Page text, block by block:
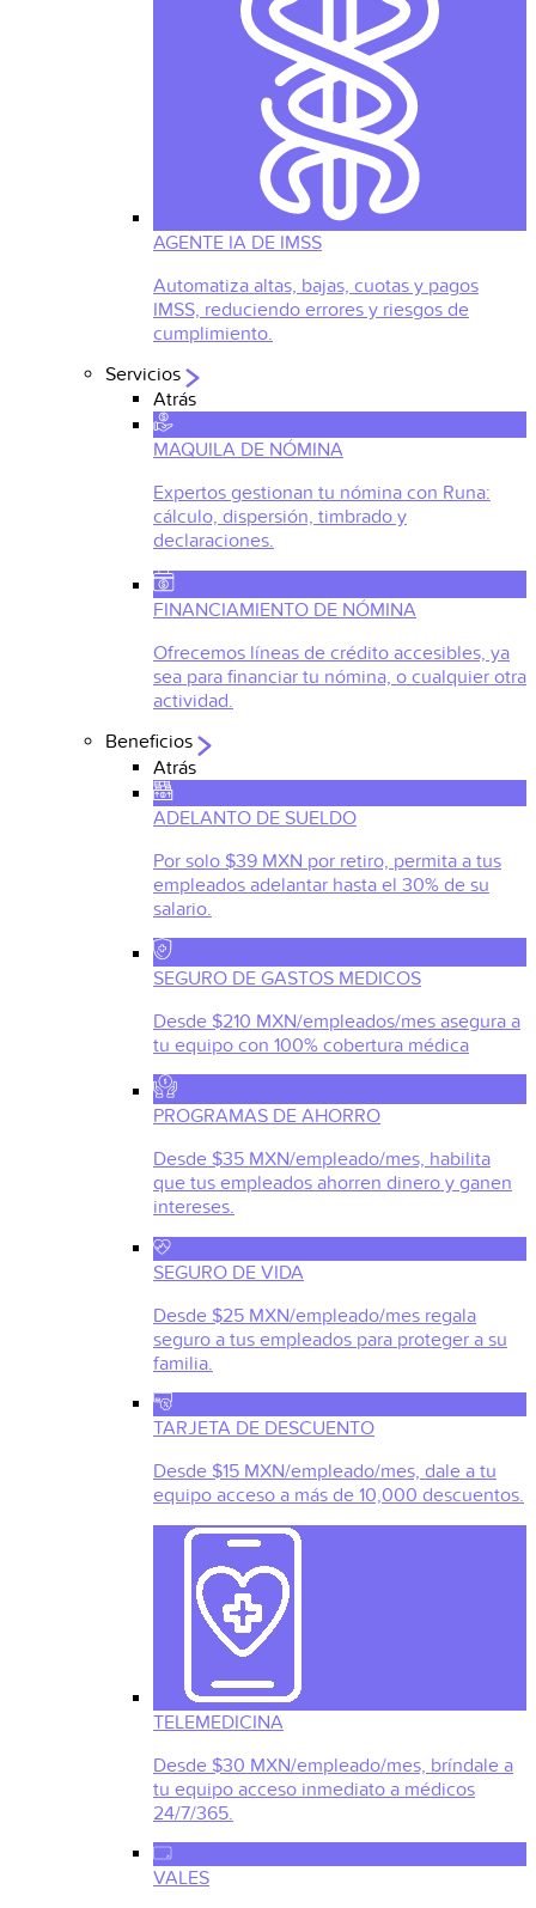
AGENTE IA DE IMSS
Automatiza altas, bajas, cuotas y pagos
IMSS, reduciendo errores y riesgos de
cumplimiento.
Servicios
Atrás
MAQUILA DE NÓMINA
Expertos gestionan tu nómina con Runa:
cálculo, dispersión, timbrado y
declaraciones.
FINANCIAMIENTO DE NÓMINA
Ofrecemos líneas de crédito accesibles, ya
sea para financiar tu nómina, o cualquier otra
actividad.
Beneficios
Atrás
ADELANTO DE SUELDO
Por solo $39 MXN por retiro, permita a tus
empleados adelantar hasta el 30% de su
salario.
SEGURO DE GASTOS MEDICOS
Desde $210 MXN/empleados/mes asegura a
tu equipo con 100% cobertura médica
PROGRAMAS DE AHORRO
Desde $35 MXN/empleado/mes, habilita
que tus empleados ahorren dinero y ganen
intereses.
SEGURO DE VIDA
Desde $25 MXN/empleado/mes regala
seguro a tus empleados para proteger a su
familia.
TARJETA DE DESCUENTO
Desde $15 MXN/empleado/mes, dale a tu
equipo acceso a más de 10,000 descuentos.
TELEMEDICINA
Desde $30 MXN/empleado/mes, bríndale a
tu equipo acceso inmediato a médicos
24/7/365.
VALES